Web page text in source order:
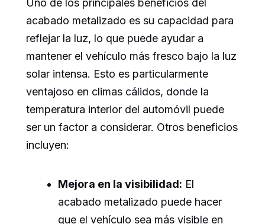
Uno de los principales beneficios del
acabado metalizado es su capacidad para
reflejar la luz, lo que puede ayudar a
mantener el vehículo más fresco bajo la luz
solar intensa. Esto es particularmente
ventajoso en climas cálidos, donde la
temperatura interior del automóvil puede
ser un factor a considerar. Otros beneficios
incluyen:
Mejora en la visibilidad: El
acabado metalizado puede hacer
que el vehículo sea más visible en